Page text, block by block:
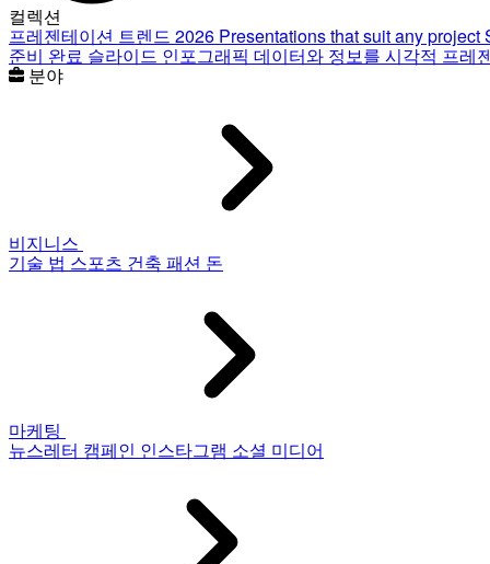
컬렉션
프레젠테이션 트렌드 2026 Presentations that suit any project
준비 완료 슬라이드 인포그래픽 데이터와 정보를 시각적 프레
분야
비지니스
기술 법 스포츠 건축 패션 돈
마케팅
뉴스레터 캠페인 인스타그램 소셜 미디어